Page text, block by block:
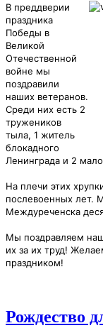
В преддверии
праздника
Победы в
Великой
Отечественной
войне мы
поздравили
наших ветеранов.
Среди них есть 2
тружеников
тыла, 1 житель
блокадного
Ленинграда и 2
На плечи этих
послевоенных лет.
Междуреченска
Мы поздравляем
их за их труд!
праздником!
Рождество